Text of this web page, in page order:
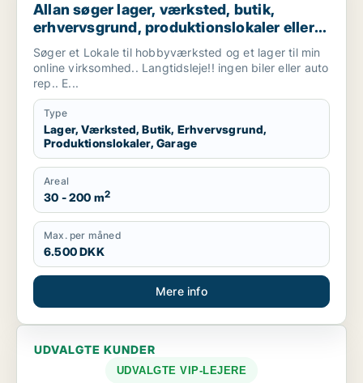
Allan søger lager, værksted, butik,
erhvervsgrund, produktionslokaler eller
garage til leje i Vallensbæk, Ishøj eller
Sorø m.fl.
Søger et Lokale til hobbyværksted og et lager til min
online virksomhed.. Langtidsleje!! ingen biler eller auto
rep.. E...
Type
Lager, Værksted, Butik, Erhvervsgrund,
Produktionslokaler, Garage
Areal
30 - 200 m2
Max. per måned
6.500 DKK
Mere info
UDVALGTE KUNDER
UDVALGTE VIP-LEJERE